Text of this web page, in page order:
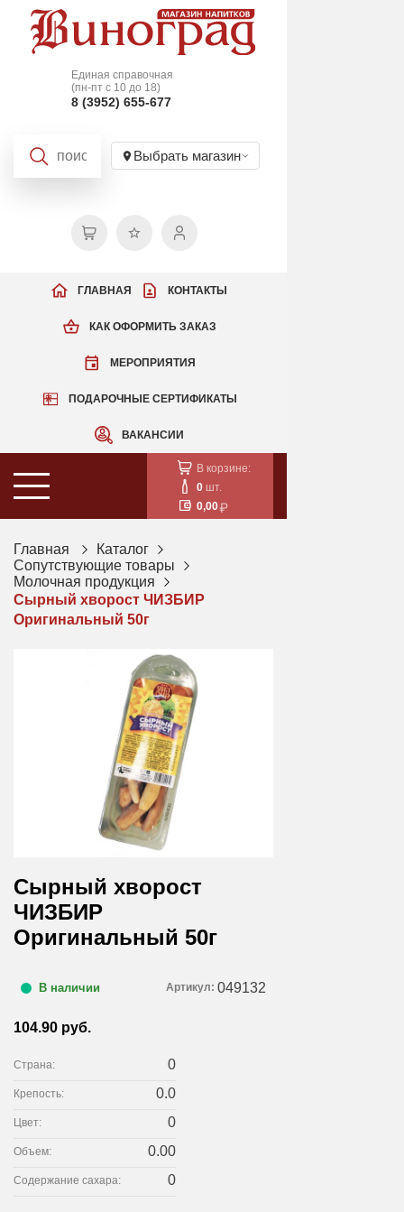
Единая справочная
(пн-пт с 10 до 18)
8 (3952) 655-677
Выбрать магазин
КАК ОФОРМИТЬ ЗАКАЗ
МЕРОПРИЯТИЯ
ПОДАРОЧНЫЕ СЕРТИФИКАТЫ
ВАКАНСИИ
ГЛАВНАЯ КОНТАКТЫ
В корзине:
0 шт.
0,00
Главная
Каталог
Сопутствующие товары
Молочная продукция
Сырный хворост ЧИЗБИР
Оригинальный 50г
Сырный хворост
ЧИЗБИР
Оригинальный 50г
В наличии Артикул: 049132
104.90 руб.
Страна: 0
Крепость: 0.0
Цвет: 0
Объем: 0.00
Содержание сахара: 0